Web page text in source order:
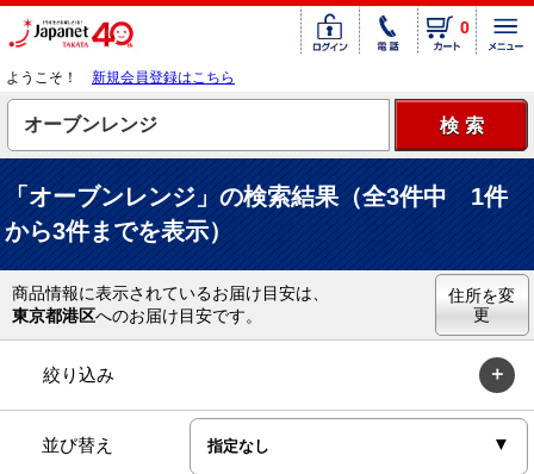
0
ようこそ！ 新規会員登録はこちら
「オーブンレンジ」の検索結果（全3件中 1件
から3件までを表示）
商品情報に表示されているお届け目安は、
東京都港区へのお届け目安です。
住所を変
更
絞り込み
並び替え